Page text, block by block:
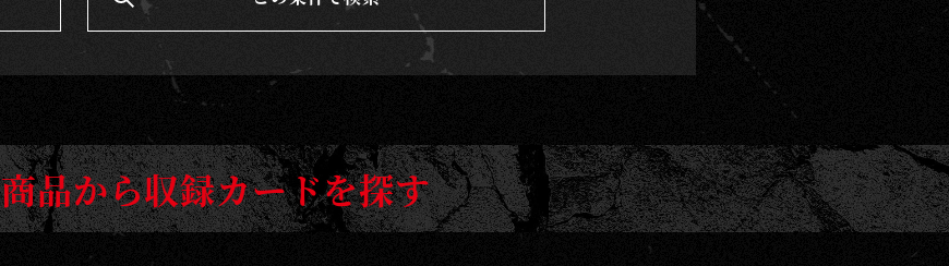
商品から収録カードを探す